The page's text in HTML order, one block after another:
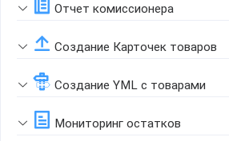
Отчет комиссионера
Создание Карточек товаров
Создание YML с товарами
Мониторинг остатков